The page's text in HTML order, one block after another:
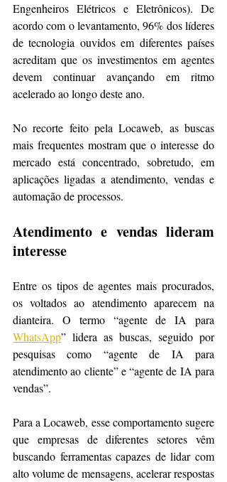
Engenheiros Elétricos e Eletrônicos). De
acordo com o levantamento, 96% dos líderes
de tecnologia ouvidos em diferentes países
acreditam que os investimentos em agentes
devem continuar avançando em ritmo
acelerado ao longo deste ano.
No recorte feito pela Locaweb, as buscas
mais frequentes mostram que o interesse do
mercado está concentrado, sobretudo, em
aplicações ligadas a atendimento, vendas e
automação de processos.
Atendimento e vendas lideram
interesse
Entre os tipos de agentes mais procurados,
os voltados ao atendimento aparecem na
WhatsApp” lidera as buscas, seguido por
pesquisas como “agente de IA para
atendimento ao cliente” e “agente de IA para
vendas”.
Para a Locaweb, esse comportamento sugere
que empresas de diferentes setores vêm
buscando ferramentas capazes de lidar com
alto volume de mensagens, acelerar respostas